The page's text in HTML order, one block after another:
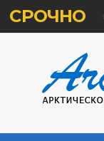
СРОЧНО
жертв